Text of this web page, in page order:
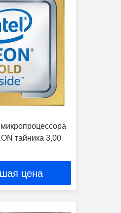
тайника 3,00
цена